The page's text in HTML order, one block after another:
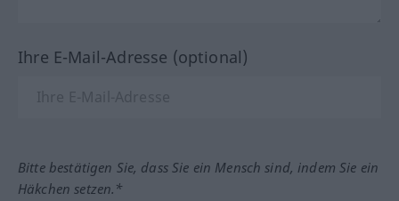
Ihre E-Mail-Adresse (optional)
Bitte bestätigen Sie, dass Sie ein Mensch sind, indem Sie ein
Häkchen setzen.*